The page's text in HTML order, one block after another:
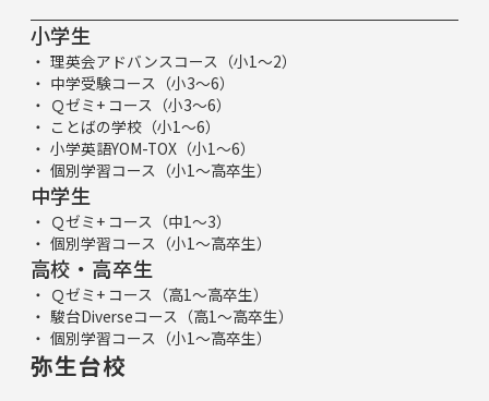
小学生
理英会アドバンスコース（小1～2）
中学受験コース（小3～6）
Ｑゼミ+ コース（小3～6）
ことばの学校（小1～6）
小学英語YOM-TOX（小1～6）
個別学習コース（小1～高卒生）
中学生
Ｑゼミ+ コース（中1～3）
個別学習コース（小1～高卒生）
高校・高卒生
Ｑゼミ+ コース（高1～高卒生）
駿台Diverseコース（高1～高卒生）
個別学習コース（小1～高卒生）
弥生台校